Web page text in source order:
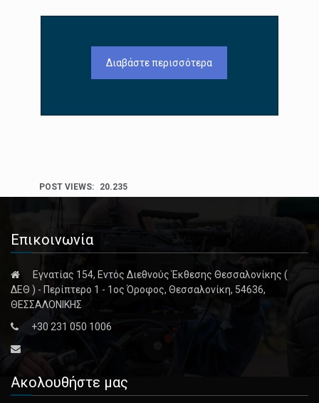
Διαβάστε περισσότερα
POST VIEWS: 20.235
Επικοινωνία
Εγνατίας 154, Εντός Διεθνούς Έκθεσης Θεσσαλονίκης (
ΔΕΘ ) - Περίπτερο 1 - 1ος Όροφος, Θεσσαλονίκη, 54636,
ΘΕΣΣΑΛΟΝΙΚΗΣ
+30 231 050 1006
Ακολουθήστε μας